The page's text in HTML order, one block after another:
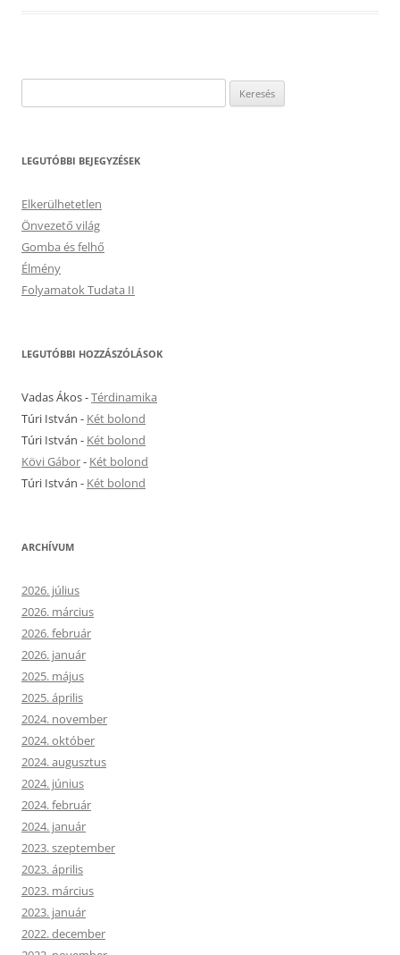
LEGUTÓBBI BEJEGYZÉSEK
Elkerülhetetlen
Önvezető világ
Gomba és felhő
Élmény
Folyamatok Tudata II
LEGUTÓBBI HOZZÁSZÓLÁSOK
Vadas Ákos-Térdinamika
Túri István - Két bolond
Túri István - Két bolond
Kövi Gábor- Két bolond
Túri István - Két bolond
ARCHÍVUM
2026. július
2026. március
2026. február
2026. január
2025. május
2025. április
2024. november
2024. október
2024. augusztus
2024. június
2024. február
2024. január
2023. szeptember
2023. április
2023. március
2023. január
2022. december